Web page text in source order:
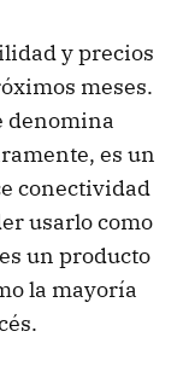
y precios
meses.
denomina
es un
conectividad
usarlo como
un producto
la mayoría